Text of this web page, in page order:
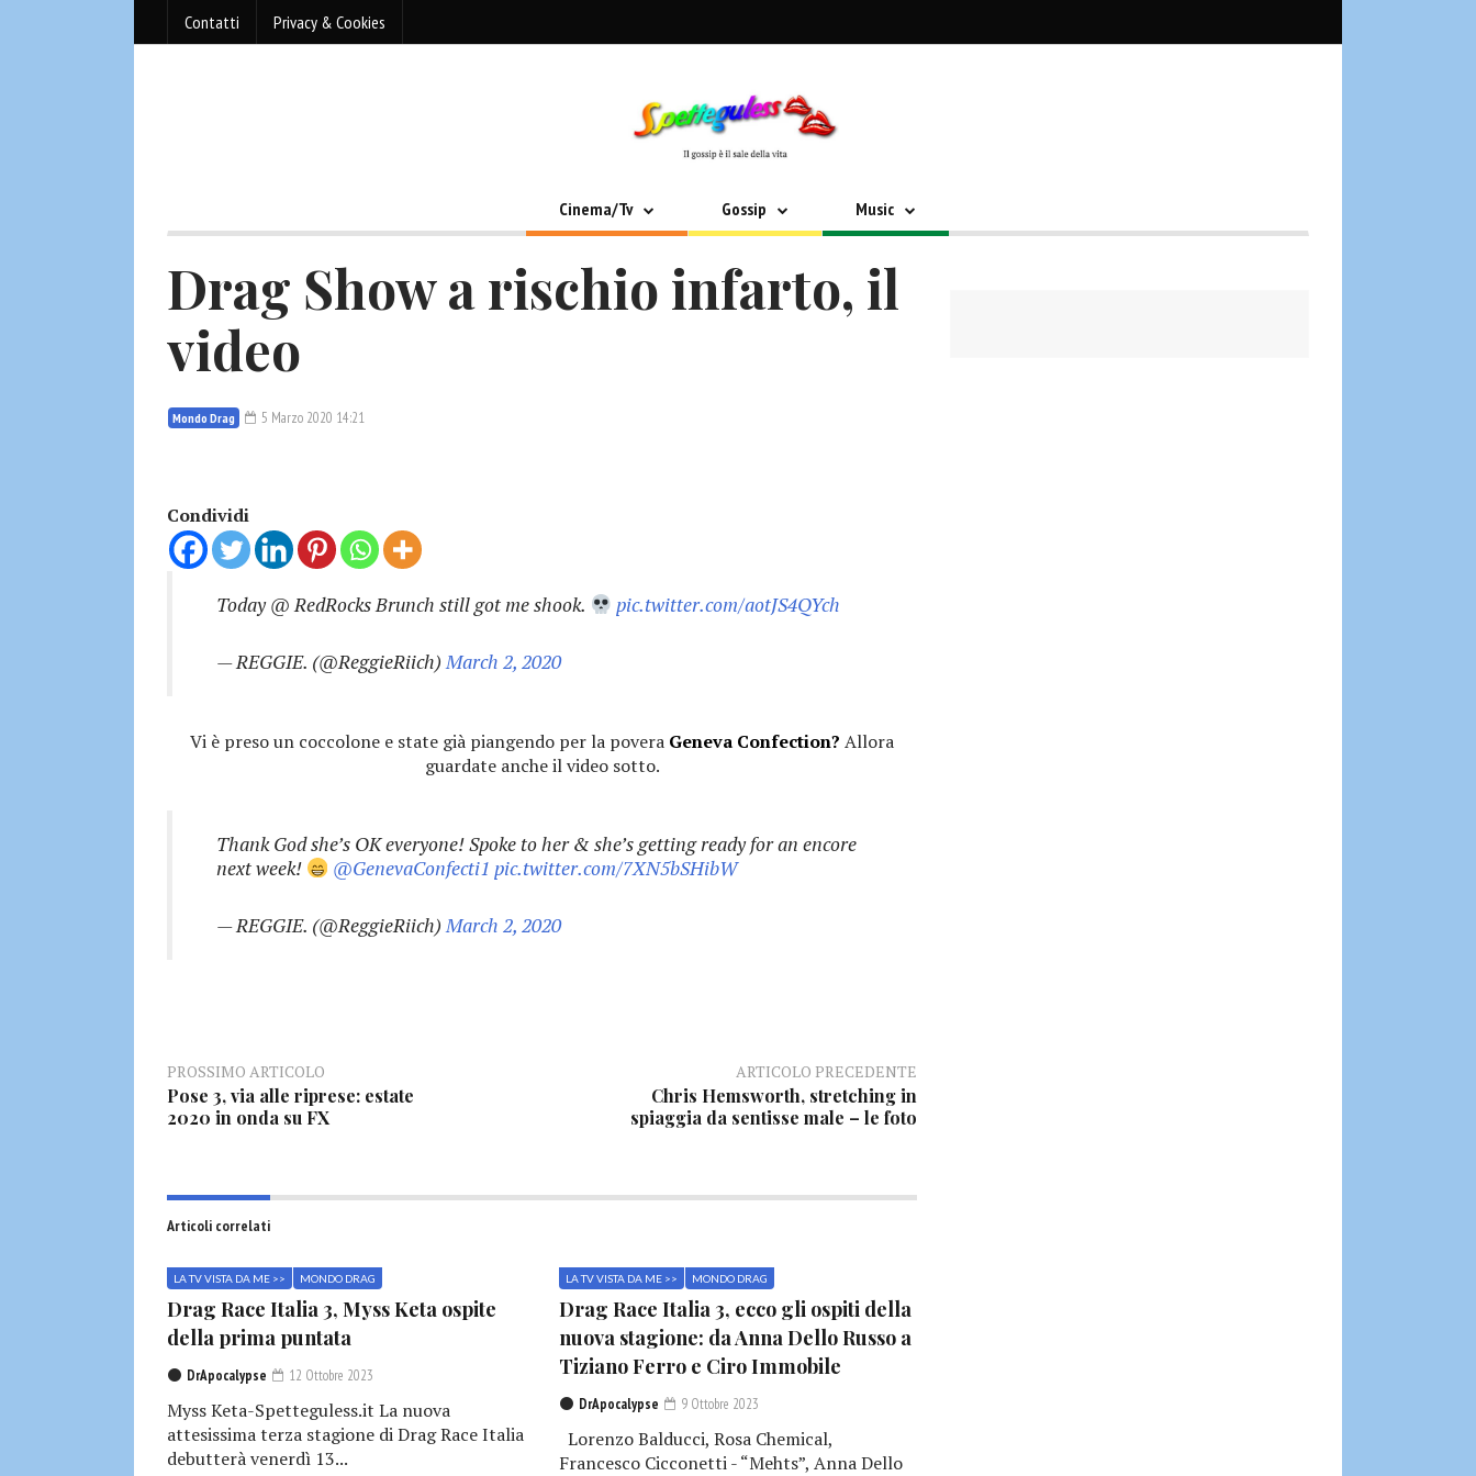
Contatti Privacy & Cookies
Cinema/Tv Gossip Music
Drag Show a rischio infarto, il
video
Mondo Drag 5 Marzo 2020 14:21
Condividi
Today @ RedRocks Brunch still got me shook. pic.twitter.com/aotJS4QYch
— REGGIE. (@ReggieRiich)March 2, 2020
Vi è preso un coccolone e state già piangendo per la povera Geneva Confection? Allora
guardate anche il video sotto.
Thank God she’s OK everyone! Spoke to her & she’s getting ready for an encore
next week!
@GenevaConfecti1 pic.twitter.com/7XN5bSHibW
— REGGIE. (@ReggieRiich)March 2, 2020
PROSSIMO ARTICOLO
Pose 3, via alle riprese: estate
2020 in onda su FX
ARTICOLO PRECEDENTE
Chris Hemsworth, stretching in
spiaggia da sentisse male – le foto
Articoli correlati
LA TV VISTA DA ME >> MONDO DRAG
Drag Race Italia 3, Myss Keta ospite
della prima puntata
DrApocalypse 12 Ottobre 2023
Myss Keta-Spetteguless.it La nuova
attesissima terza stagione di Drag Race Italia
debutterà venerdì 13...
LA TV VISTA DA ME >> MONDO DRAG
Drag Race Italia 3, ecco gli ospiti della
nuova stagione: da Anna Dello Russo a
Tiziano Ferro e Ciro Immobile
DrApocalypse 9 Ottobre 2023
Lorenzo Balducci, Rosa Chemical,
Francesco Cicconetti - “Mehts”, Anna Dello